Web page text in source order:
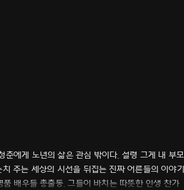
춘에게 노년의 삶은 관심 밖이다. 설령 그게 내 부
주는 세상의 시선을 뒤집는 진짜 어른들의 이야
배우들 총출동. 그들이 바치는 따뜻한 인생 찬가